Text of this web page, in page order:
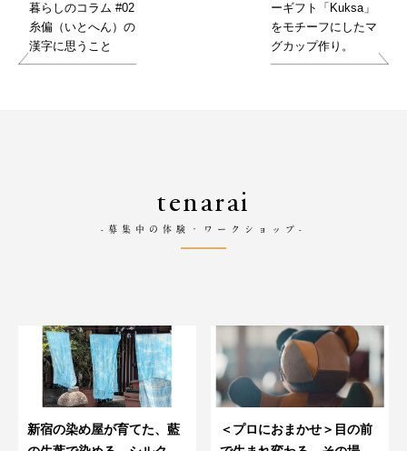
暮らしのコラム #02
糸偏（いとへん）の
漢字に思うこと
ーギフト「Kuksa」
をモチーフにしたマ
グカップ作り。
tenarai
-募集中の体験・ワークショップ-
新宿の染め屋が育てた、藍
＜プロにおまかせ＞目の前